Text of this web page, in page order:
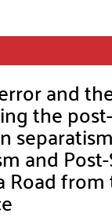
and
the post-
and
Road from